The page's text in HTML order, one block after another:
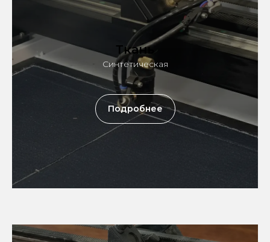
Ткань
Синтетическая
Подробнее